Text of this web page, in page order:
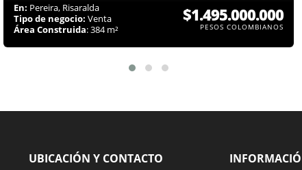
En: Pereira, Risaralda
Tipo de negocio: Venta
Área Construida: 384 m²
$1.495.000.000
PESOS COLOMBIANOS
UBICACIÓN Y CONTACTO